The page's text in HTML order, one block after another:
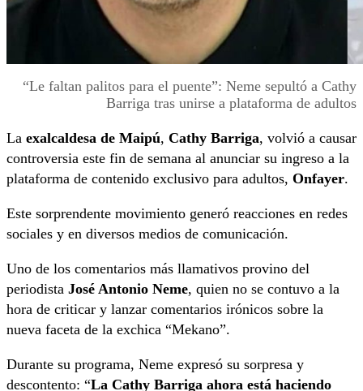
“Le faltan palitos para el puente”: Neme sepultó a Cathy
Barriga tras unirse a plataforma de adultos
La exalcaldesa de Maipú, Cathy Barriga, volvió a causar
controversia este fin de semana al anunciar su ingreso a la
plataforma de contenido exclusivo para adultos, Onfayer.
Este sorprendente movimiento generó reacciones en redes
sociales y en diversos medios de comunicación.
Uno de los comentarios más llamativos provino del
periodista José Antonio Neme, quien no se contuvo a la
hora de criticar y lanzar comentarios irónicos sobre la
nueva faceta de la exchica “Mekano”.
Durante su programa, Neme expresó su sorpresa y
descontento: “La Cathy Barriga ahora está haciendo